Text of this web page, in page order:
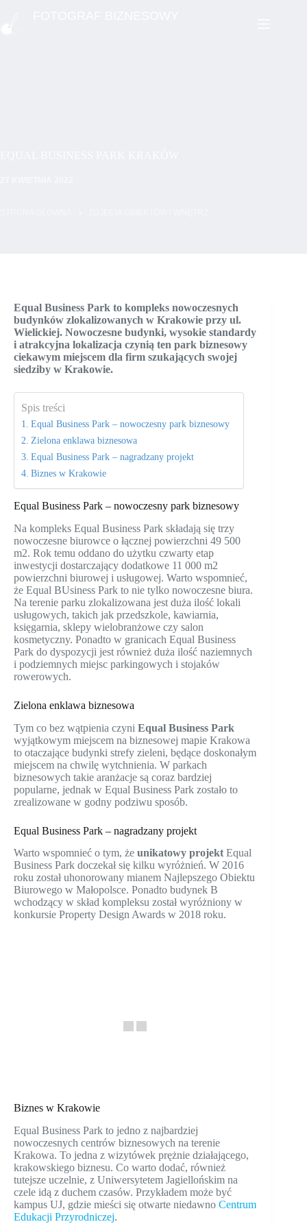
Equal Business Park to kompleks nowoczesnych
budynków zlokalizowanych w Krakowie przy ul.
Wielickiej. Nowoczesne budynki, wysokie standardy
i atrakcyjna lokalizacja czynią ten park biznesowy
ciekawym miejscem dla firm szukających swojej
siedziby w Krakowie.
Spis treści
Equal Business Park – nowoczesny park biznesowy
Zielona enklawa biznesowa
Equal Business Park – nagradzany projekt
Biznes w Krakowie
Equal Business Park – nowoczesny park biznesowy
Na kompleks Equal Business Park składają się trzy
nowoczesne biurowce o łącznej powierzchni 49 500
m2. Rok temu oddano do użytku czwarty etap
inwestycji dostarczający dodatkowe 11 000 m2
powierzchni biurowej i usługowej. Warto wspomnieć,
że Equal BUsiness Park to nie tylko nowoczesne biura.
Na terenie parku zlokalizowana jest duża ilość lokali
usługowych, takich jak przedszkole, kawiarnia,
księgarnia, sklepy wielobranżowe czy salon
kosmetyczny. Ponadto w granicach Equal Business
Park do dyspozycji jest również duża ilość naziemnych
i podziemnych miejsc parkingowych i stojaków
rowerowych.
Zielona enklawa biznesowa
Tym co bez wątpienia czyni Equal Business Park
wyjątkowym miejscem na biznesowej mapie Krakowa
to otaczające budynki strefy zieleni, będące doskonałym
miejscem na chwilę wytchnienia. W parkach
biznesowych takie aranżacje są coraz bardziej
popularne, jednak w Equal Business Park zostało to
zrealizowane w godny podziwu sposób.
Equal Business Park – nagradzany projekt
Warto wspomnieć o tym, że unikatowy projekt Equal
Business Park doczekał się kilku wyróżnień. W 2016
roku został uhonorowany mianem Najlepszego Obiektu
Biurowego w Małopolsce. Ponadto budynek B
wchodzący w skład kompleksu został wyróżniony w
konkursie Property Design Awards w 2018 roku.
Biznes w Krakowie
Equal Business Park to jedno z najbardziej
nowoczesnych centrów biznesowych na terenie
Krakowa. To jedna z wizytówek prężnie działającego,
krakowskiego biznesu. Co warto dodać, również
tutejsze uczelnie, z Uniwersytetem Jagiellońskim na
czele idą z duchem czasów. Przykładem może być
kampus UJ, gdzie mieści się otwarte niedawno Centrum
Edukacji Przyrodniczej.